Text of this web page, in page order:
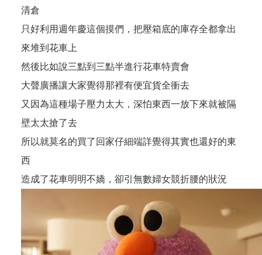
清倉
只好利用週年慶這個摸們，把壓箱底的庫存全都拿出
來堆到花車上
然後比如說三點到三點半進行花車特賣會
大聲廣播讓大家覺得那裡有便宜貨全衝去
又因為這種場子壓力太大，深怕東西一放下來就被隔
壁太太搶了去
所以就莫名的買了回家仔細端詳覺得其實也還好的東
西
造成了花車明明不嬌，卻引無數婦女競折腰的狀況